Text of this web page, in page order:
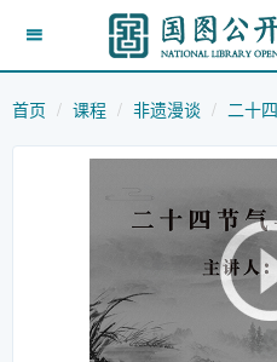
首页 课程 非遗漫谈 二十